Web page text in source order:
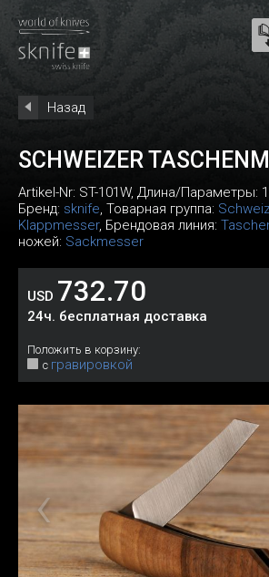
Назад
SCHWEIZER
Artikel-Nr: ST-101W, Длина/Параметры:
Бренд: sknife, Товарная группа:
Klappmesser, Брендовая линия:
ножей: Sackmesser
USD 732.70
24ч. бесплатная доставка
Положить в корзину:
с гравировкой